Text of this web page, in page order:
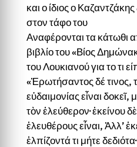
και ο ίδιος ο
στον τάφο του
Αναφέρονται τα κάτωθι
βιβλίο του «Βίος
του Λουκιανού για το τι
«Ἐρωτήσαντος δέ τινος,
εὐδαιμονίας εἶναι
τὸν ἐλεύθερον· ἐκείνου
ἐλευθέρους εἶναι, Ἀλλ’
ἐλπίζοντά τι μήτε